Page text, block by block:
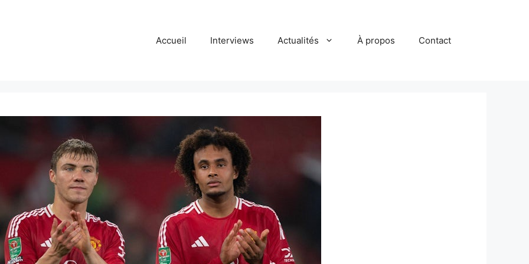
Accueil Interviews Actualités À propos Contact